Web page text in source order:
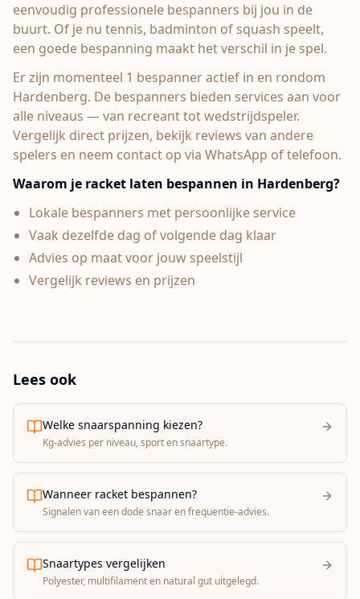
eenvoudig professionele bespanners bij jou in de
buurt. Of je nu tennis, badminton of squash speelt,
een goede bespanning maakt het verschil in je spel.
Er zijn momenteel 1 bespanner actief in en rondom
Hardenberg. De bespanners bieden services aan voor
alle niveaus — van recreant tot wedstrijdspeler.
Vergelijk direct prijzen, bekijk reviews van andere
spelers en neem contact op via WhatsApp of telefoon.
Waarom je racket laten bespannen in Hardenberg?
Lokale bespanners met persoonlijke service
Vaak dezelfde dag of volgende dag klaar
Advies op maat voor jouw speelstijl
Vergelijk reviews en prijzen
Lees ook
Welke snaarspanning kiezen?
Kg-advies per niveau, sport en snaartype.
Wanneer racket bespannen?
Signalen van een dode snaar en frequentie-advies.
Snaartypes vergelijken
Polyester, multifilament en natural gut uitgelegd.